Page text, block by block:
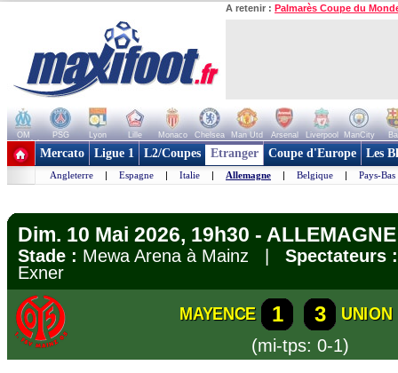
A retenir : Palmarès Coupe du
OM PSG Lyon Lille Monaco Chelsea Man Utd Arsenal Liverpool ManCity
+ de clubs
Mercato Ligue 1 L2/Coupes Etranger Coupe d'Europe Les
Angleterre | Espagne | Italie | Allemagne | Belgique | Pays-Bas
Dim. 10 Mai 2026, 19h30 -
Stade : Mewa Arena à Mainz | Spectateurs :
Exner
MAYENCE 1 3
UNION
(mi-tps: 0-1)